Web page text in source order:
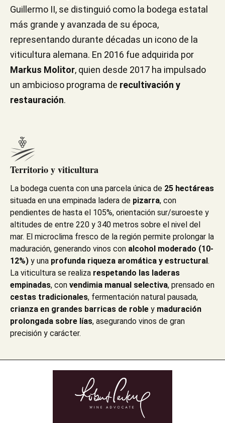
Guillermo II, se distinguió como la bodega estatal
más grande y avanzada de su época,
representando durante décadas un icono de la
viticultura alemana. En 2016 fue adquirida por
Markus Molitor, quien desde 2017 ha impulsado
un ambicioso programa de recultivación y
restauración.
Territorio y viticultura
La bodega cuenta con una parcela única de 25 hectáreas
situada en una empinada ladera de pizarra, con
pendientes de hasta el 105%, orientación sur/suroeste y
altitudes de entre 220 y 340 metros sobre el nivel del
mar. El microclima fresco de la región permite prolongar la
maduración, generando vinos con alcohol moderado (10-
12%) y una profunda riqueza aromática y estructural.
La viticultura se realiza respetando las laderas
empinadas, con vendimia manual selectiva, prensado en
cestas tradicionales, fermentación natural pausada,
crianza en grandes barricas de roble y maduración
prolongada sobre lías, asegurando vinos de gran
precisión y carácter.